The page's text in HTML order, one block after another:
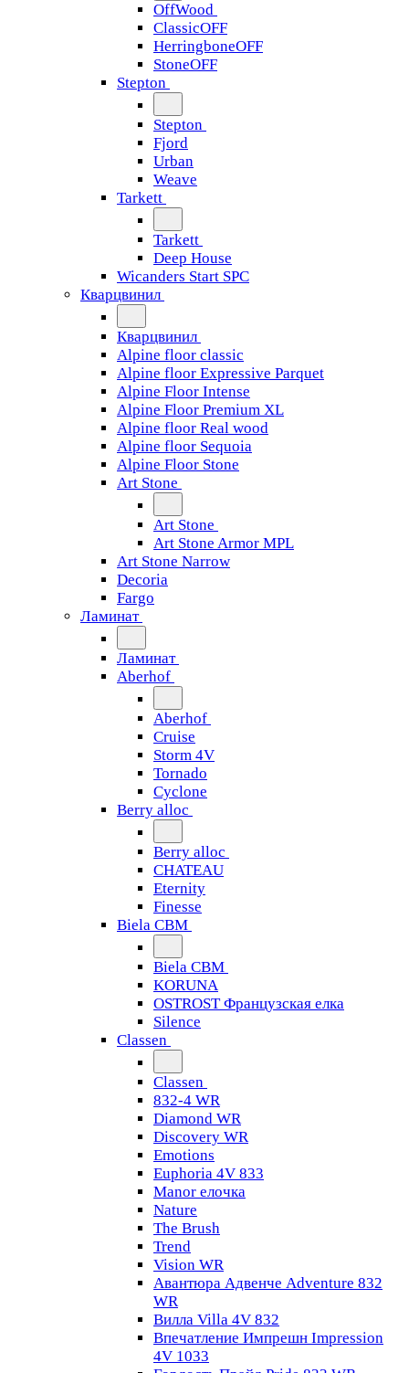
OffWood
ClassicOFF
HerringboneOFF
StoneOFF
Stepton
Stepton
Fjord
Urban
Weave
Tarkett
Tarkett
Deep House
Wicanders Start SPC
Кварцвинил
Кварцвинил
Alpine floor classic
Alpine floor Expressive Parquet
Alpine Floor Intense
Alpine Floor Premium XL
Alpine floor Real wood
Alpine floor Sequoia
Alpine Floor Stone
Art Stone
Art Stone
Art Stone Armor MPL
Art Stone Narrow
Decoria
Fargo
Ламинат
Ламинат
Aberhof
Aberhof
Cruise
Storm 4V
Tornado
Сyclone
Berry alloc
Berry alloc
CHATEAU
Eternity
Finesse
Biela CBM
Biela CBM
KORUNA
OSTROST Французская елка
Silence
Classen
Classen
832-4 WR
Diamond WR
Discovery WR
Emotions
Euphoria 4V 833
Manor елочка
Nature
The Brush
Trend
Vision WR
Авантюра Адвенче Adventure 832
WR
Вилла Villa 4V 832
Впечатление Импрешн Impression
4V 1033